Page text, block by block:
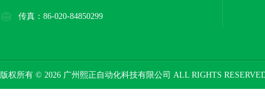
传真：86-020-84850299
版权所有 © 2026 广州熙正自动化科技有限公司 ALL RIGHTS